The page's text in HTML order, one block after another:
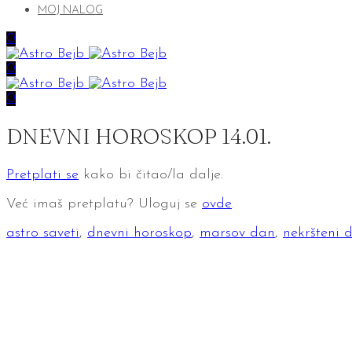
MOJ NALOG
0
0
0
DNEVNI HOROSKOP 14.01.
Pretplati se kako bi čitao/la dalje.
Već imaš pretplatu? Uloguj se ovde.
astro saveti, dnevni horoskop, marsov dan, nekršteni